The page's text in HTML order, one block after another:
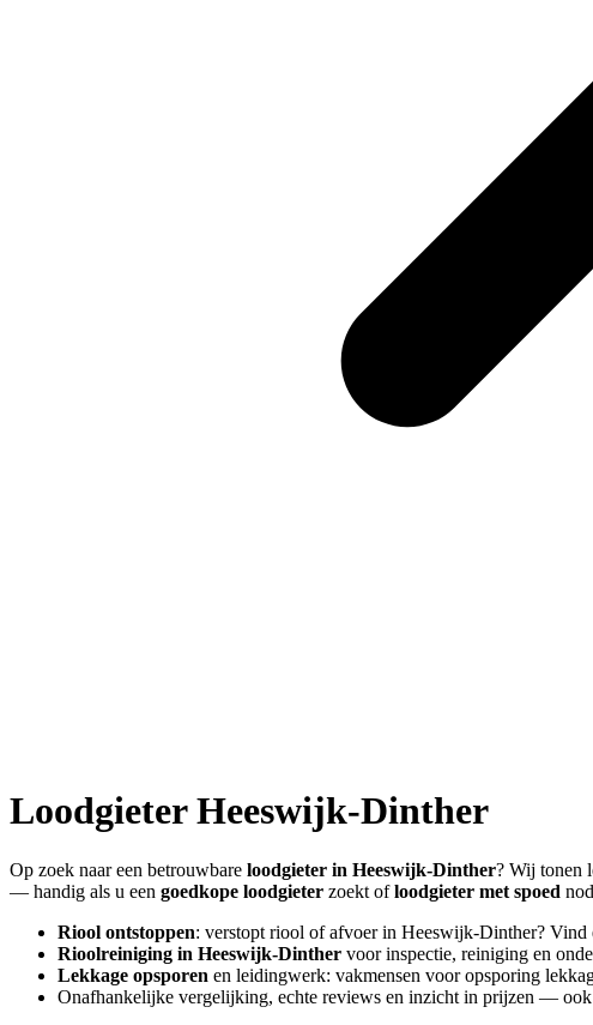
LoodgieterHeeswijk-Dinther
Op zoek naar een betrouwbare loodgieter in Heeswijk-Dinther? Wij tonen
— handig als u een goedkope loodgieter zoekt ofloodgieter met spoed
Riool ontstoppen: verstopt riool of afvoer in Heeswijk-Dinther? Vind
Rioolreiniging in Heeswijk-Dinther voor inspectie, reiniging en
Lekkage opsporen en leidingwerk: vakmensen voor opsporing
Onafhankelijke vergelijking, echte reviews en inzicht in prijzen —